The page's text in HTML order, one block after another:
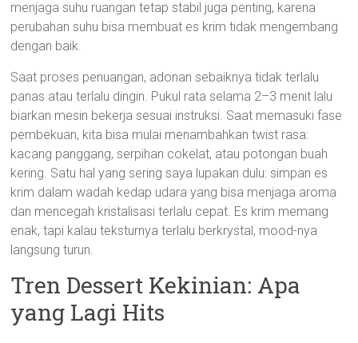
menjaga suhu ruangan tetap stabil juga penting, karena
perubahan suhu bisa membuat es krim tidak mengembang
dengan baik.
Saat proses penuangan, adonan sebaiknya tidak terlalu
panas atau terlalu dingin. Pukul rata selama 2–3 menit lalu
biarkan mesin bekerja sesuai instruksi. Saat memasuki fase
pembekuan, kita bisa mulai menambahkan twist rasa:
kacang panggang, serpihan cokelat, atau potongan buah
kering. Satu hal yang sering saya lupakan dulu: simpan es
krim dalam wadah kedap udara yang bisa menjaga aroma
dan mencegah kristalisasi terlalu cepat. Es krim memang
enak, tapi kalau teksturnya terlalu berkrystal, mood-nya
langsung turun.
Tren Dessert Kekinian: Apa
yang Lagi Hits